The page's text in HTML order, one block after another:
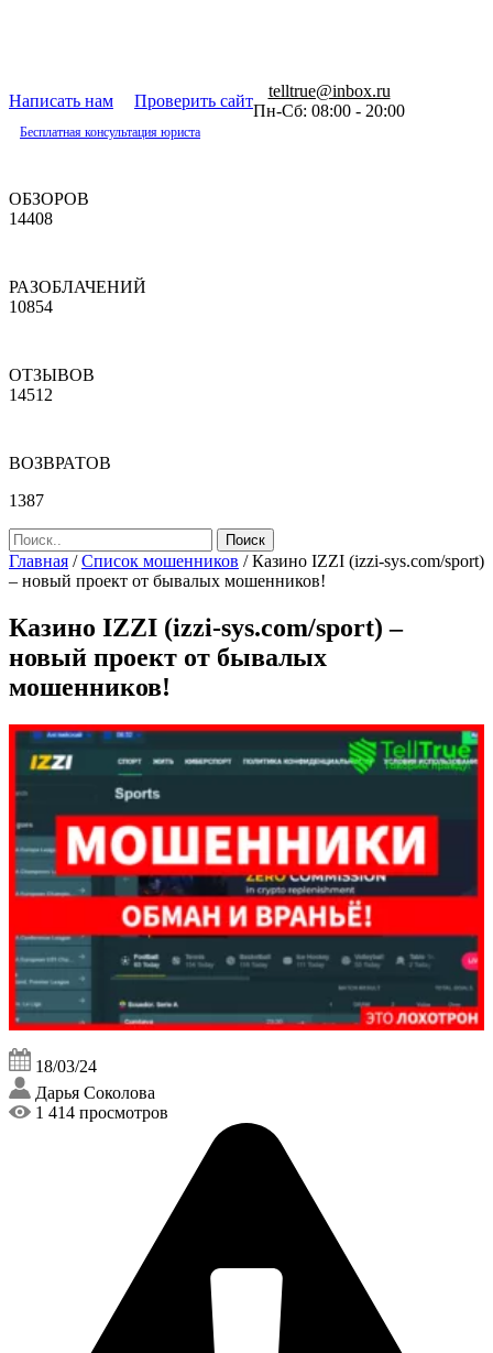
Написать нам Проверить сайт
telltrue@inbox.ru
Пн-Сб: 08:00 - 20:00
Бесплатная консультация юриста
ОБЗОРОВ
14408
РАЗОБЛАЧЕНИЙ
10854
ОТЗЫВОВ
14512
ВОЗВРАТОВ
1387
Главная /Список мошенников /Казино IZZI (izzi-sys.com/sport)
– новый проект от бывалых мошенников!
Казино IZZI (izzi-sys.com/sport) –
новый проект от бывалых
мошенников!
18/03/24
Дарья Соколова
1 414 просмотров